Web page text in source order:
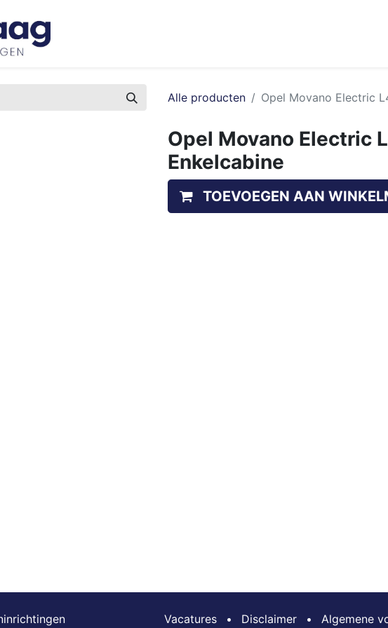
Alle producten Opel Movano Electric
Opel Movano Electric
Enkelcabine
TOEVOEGEN AAN
Vacatures • Disclaimer • Algemene